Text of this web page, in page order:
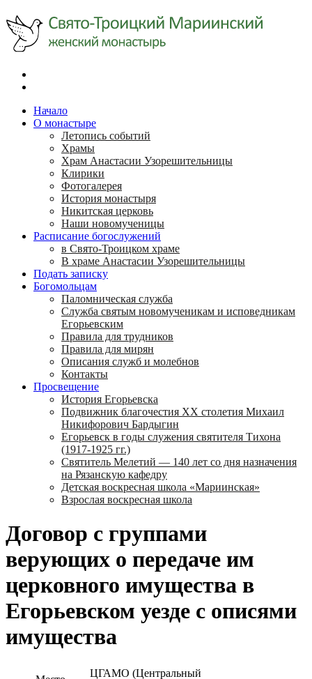
Начало
О монастыре
Летопись событий
Храмы
Храм Анастасии Узорешительницы
Клирики
Фотогалерея
История монастыря
Никитская церковь
Наши новомученицы
Расписание богослужений
в Свято-Троицком храме
В храме Анастасии Узорешительницы
Подать записку
Богомольцам
Паломническая служба
Служба святым новомученикам и исповедникам
Егорьевским
Правила для трудников
Правила для мирян
Описания служб и молебнов
Контакты
Просвещение
История Егорьевска
Подвижник благочестия ХХ столетия Михаил
Никифорович Бардыгин
Егорьевск в годы служения святителя Тихона
(1917-1925 гг.)
Святитель Мелетий — 140 лет со дня назначения
на Рязанскую кафедру
Детская воскресная школа «Мариинская»
Взрослая воскресная школа
Договор с группами
верующих о передаче им
церковного имущества в
Егорьевском уезде с описями
имущества
ЦГАМО (Центральный